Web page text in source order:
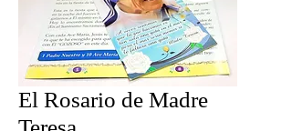
El Rosario de Madre